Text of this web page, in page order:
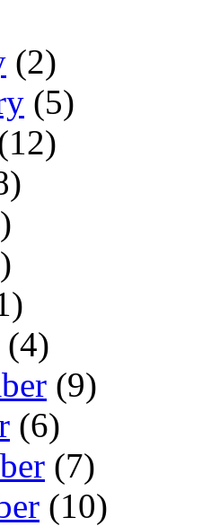
(2)
(5)
(4)
(9)
(6)
(7)
(10)